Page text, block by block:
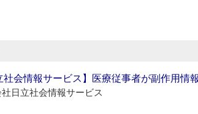
社会情報サービス】医療従事者が副作用情
日立社会情報サービス